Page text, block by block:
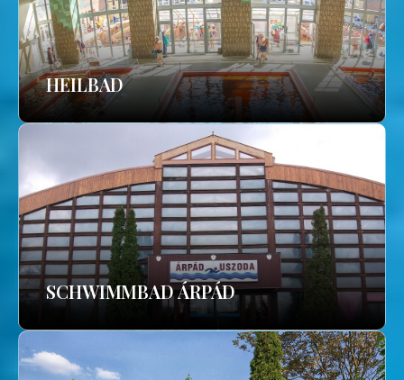
HEILBAD
SCHWIMMBAD ÁRPÁD